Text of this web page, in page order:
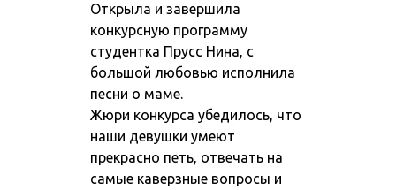
Открыла и завершила
конкурсную программу
студентка Прусс Нина, с
большой любовью исполнила
песни о маме.
Жюри конкурса убедилось, что
наши девушки умеют
прекрасно петь, отвечать на
самые каверзные вопросы и